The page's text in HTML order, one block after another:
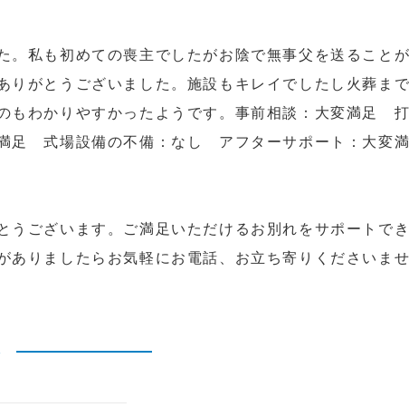
。私も初めての喪主でしたがお陰で無事父を送ること
りがとうございました。施設もキレイでしたし火葬ま
もわかりやすかったようです。事前相談：大変満足
満足 式場設備の不備：なし アフターサポート：大
うございます。ご満足いただけるお別れをサポートで
ありましたらお気軽にお電話、お立ち寄りくださいませ